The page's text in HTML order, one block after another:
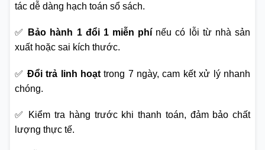
tác dễ dàng hạch toán sổ sách.
✅ Bảo hành 1 đổi 1 miễn phí nếu có lỗi từ nhà sản
xuất hoặc sai kích thước.
✅ Đổi trả linh hoạttrong 7 ngày, cam kết xử lý nhanh
chóng.
✅ Kiểm tra hàng trước khi thanh toán, đảm bảo chất
lượng thực tế.